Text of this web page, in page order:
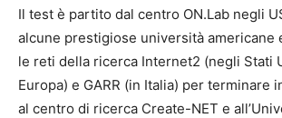
Il test è partito dal centro ON.Lab negli
alcune prestigiose università americane
le reti della ricerca Internet2 (negli Stati
Europa) e GARR (in Italia) per terminare
al centro di ricerca Create-NET e